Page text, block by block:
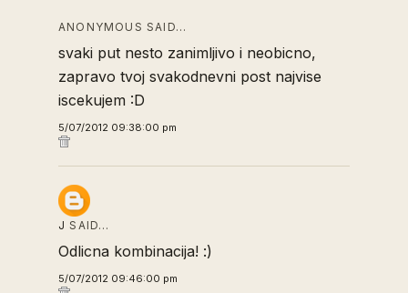
ANONYMOUS SAID…
svaki put nesto zanimljivo i neobicno,
zapravo tvoj svakodnevni post najvise
iscekujem :D
5/07/2012 09:38:00 pm
J SAID…
Odlicna kombinacija! :)
5/07/2012 09:46:00 pm